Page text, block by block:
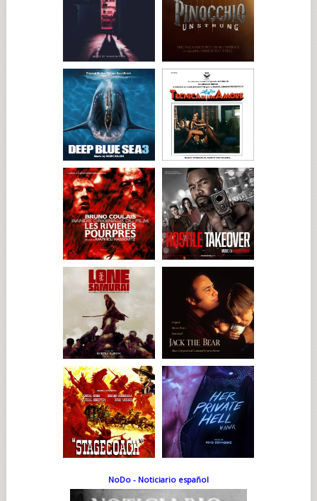
NoDo - Noticiario español